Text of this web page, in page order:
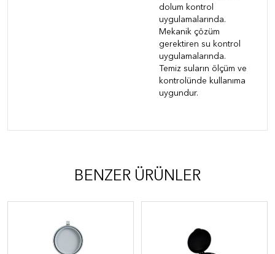
dolum kontrol
uygulamalarında.
Mekanik çözüm
gerektiren su kontrol
uygulamalarında.
Temiz suların ölçüm ve
kontrolünde kullanıma
uygundur.
BENZER ÜRÜNLER